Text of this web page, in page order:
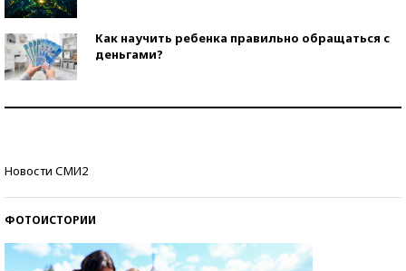
Как научить ребенка правильно обращаться с
деньгами?
Новости СМИ2
ФОТОИСТОРИИ